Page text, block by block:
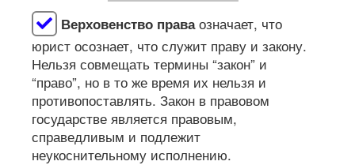
Верховенство праваозначает, что
юрист осознает, что служит праву и закону.
Нельзя совмещать термины “закон” и
“право”, но в то же время их нельзя и
противопоставлять. Закон в правовом
государстве является правовым,
справедливым и подлежит
неукоснительному исполнению.